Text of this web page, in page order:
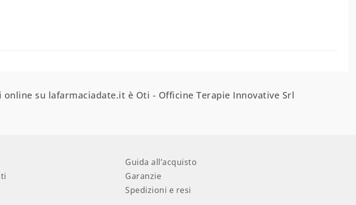
su lafarmaciadate.it è Oti - Officine Terapie Innovative Srl
Guida all’acquisto
Garanzie
Spedizioni e resi